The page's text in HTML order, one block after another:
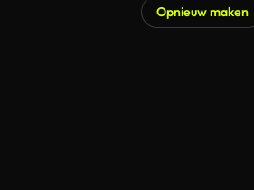
Opnieuw maken